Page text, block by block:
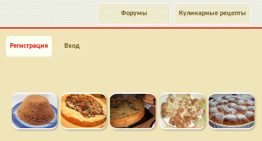
Кулинарные рецепты
Форумы
Регистрация Вход